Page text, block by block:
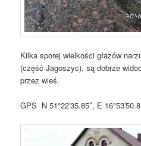
Kilka sporej wielkości głazów
(część Jagoszyc), są dobrze
przez wieś.
GPS N 51°22′35.85″, E